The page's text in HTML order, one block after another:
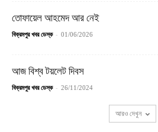
তোফায়েল আহমেদ আর নেই
বিক্রমপুর খবর ডেস্ক - 01/06/2026
আজ বিশ্ব টয়লেট দিবস
বিক্রমপুর খবর ডেস্ক - 26/11/2024
আরও দেখুন